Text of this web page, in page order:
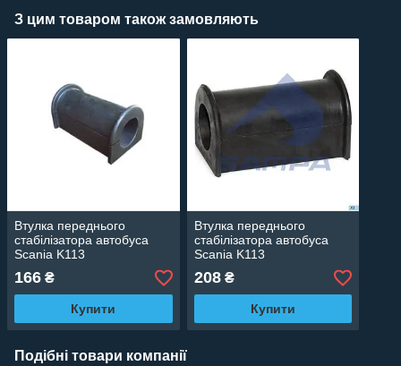
З цим товаром також замовляють
Втулка переднього
стабілізатора автобуса
Scania K113
166 ₴
Купити
Втулка переднього
стабілізатора автобуса
Scania K113
208₴
Купити
Подібні товари компанії